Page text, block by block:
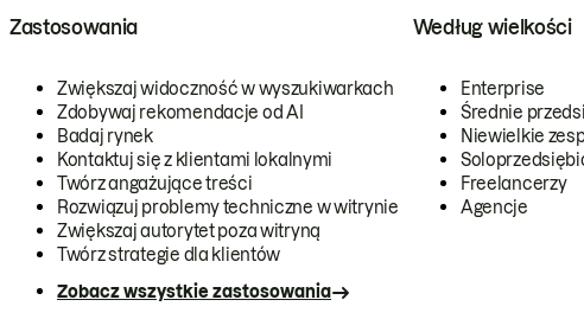
Zastosowania
Zwiększaj widoczność w wyszukiwarkach
Zdobywaj rekomendacje od AI
Badaj rynek
Kontaktuj się z klientami lokalnymi
Twórz angażujące treści
Rozwiązuj problemy techniczne w witrynie
Zwiększaj autorytet poza witryną
Twórz strategie dla klientów
Zobacz wszystkie zastosowania
Według wielkości
Enterprise
Średnie
Niewielkie
Freelancerzy
Agencje